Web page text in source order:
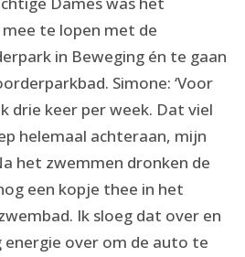
te lopen met de
in Beweging én te gaan
Simone: ‘Voor
drie keer per week. Dat viel
helemaal achteraan, mijn
het zwemmen dronken de
een kopje thee in het
Ik sloeg dat over en
energie over om de auto te